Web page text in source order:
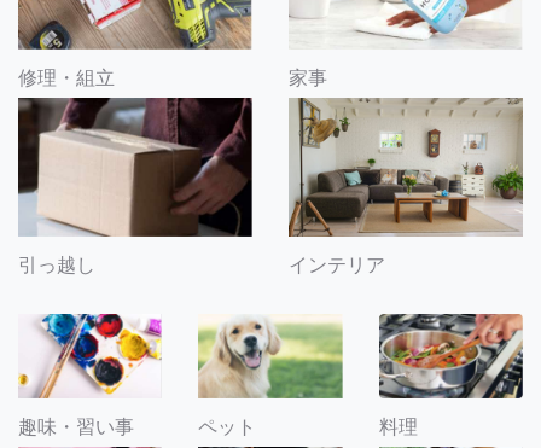
修理・組立 家事
引っ越し インテリア
趣味・習い事 ペット 料理